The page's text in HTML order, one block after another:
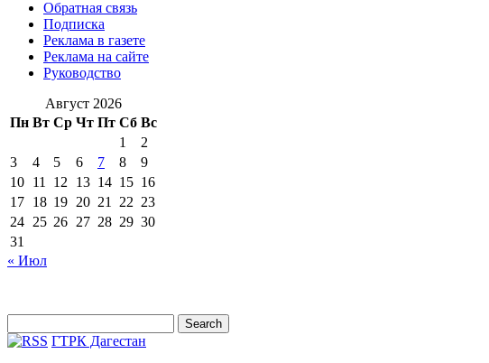
Обратная связь
Подписка
Реклама в газете
Реклама на сайте
Руководство
Август 2026
Пн Вт Ср Чт Пт Сб Вс
1
2
3
4 5 6 7 8
9
10 11 12 13 14 15 16
17 18 19 20 21 22 23
24 25 26 27 28 29 30
31
« Июл
ГТРК Дагестан